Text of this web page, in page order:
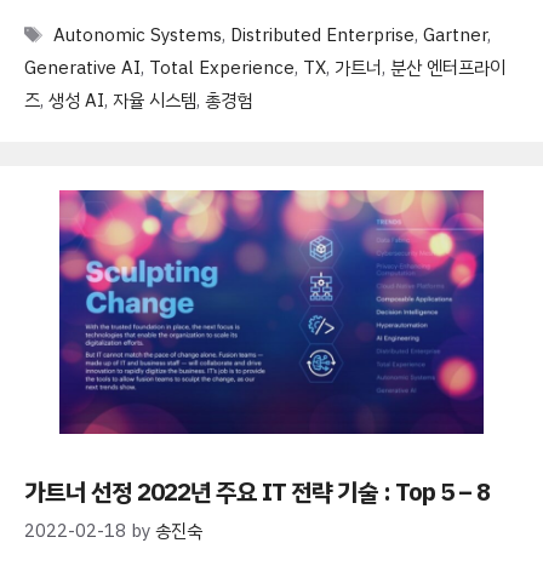
Tags
Autonomic Systems, Distributed Enterprise, Gartner,
Generative AI, Total Experience, TX, 가트너, 분산 엔터프라이
즈, 생성 AI, 자율 시스템, 총경험
가트너 선정 2022년 주요 IT 전략 기술 : Top 5 – 8
2022-02-18 by송진숙